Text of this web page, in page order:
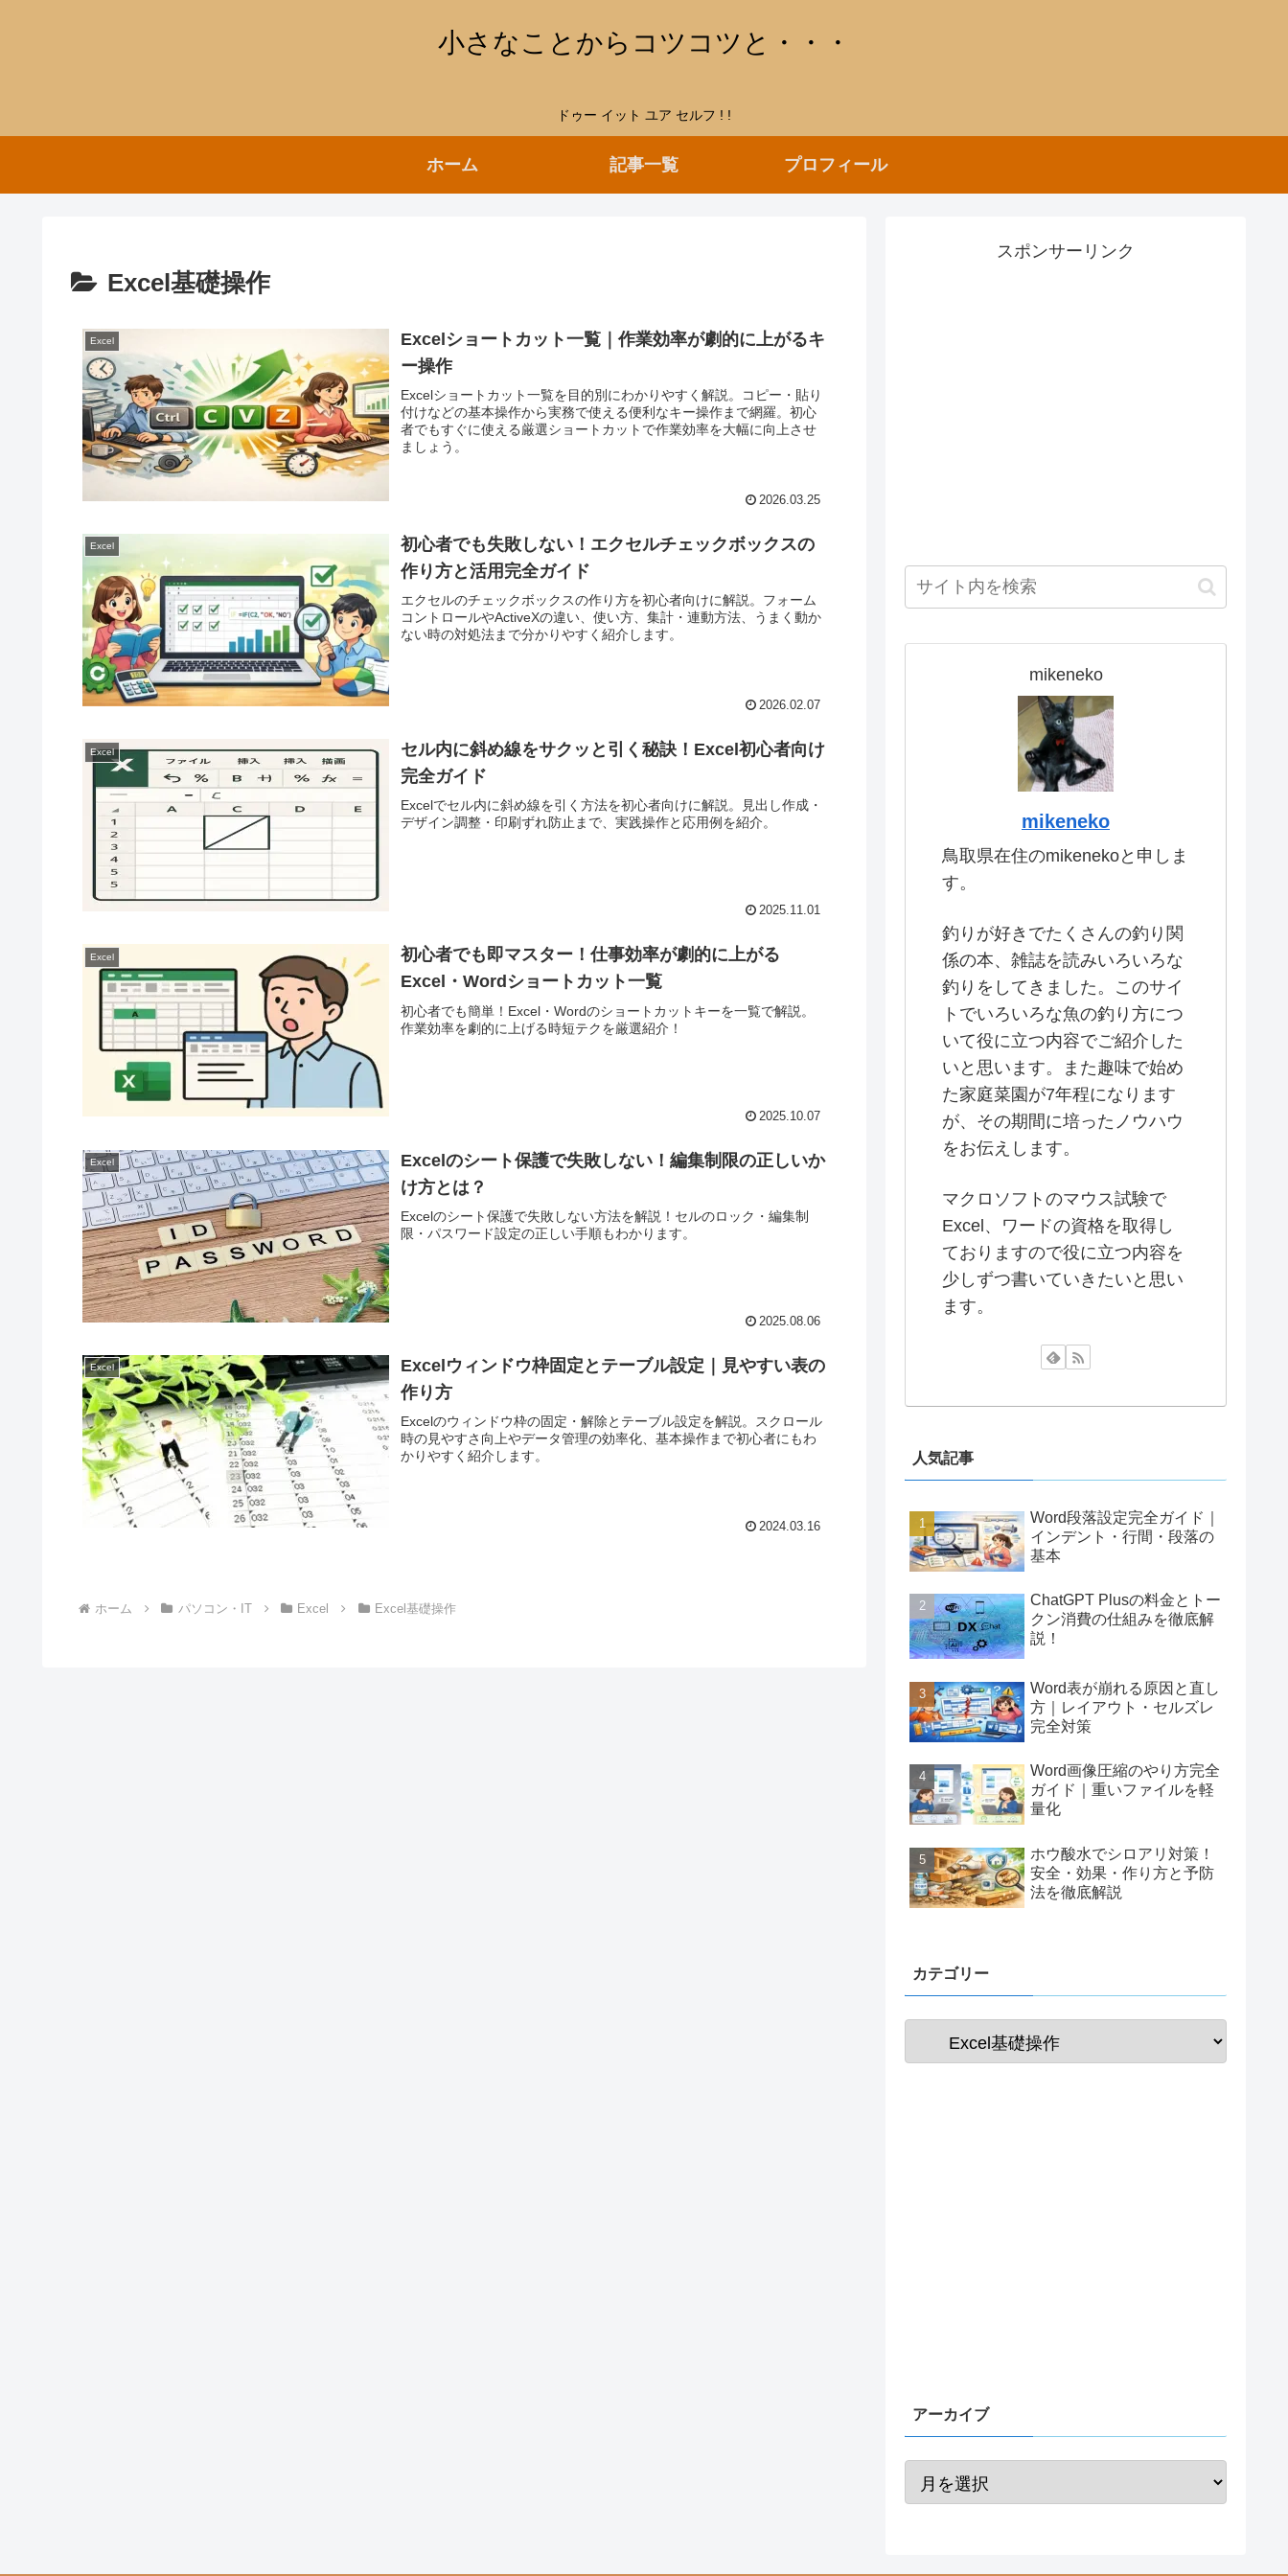
小さなことからコツコツと・・・
ドゥー イット ユア セルフ ! !
ホーム 記事一覧 プロフィール
Excel基礎操作
Excel
Excelショートカット一覧｜作業効率が劇的に上がるキ
ー操作
Excelショートカット一覧を目的別にわかりやすく解説。コピー・貼り
付けなどの基本操作から実務で使える便利なキー操作まで網羅。初心
者でもすぐに使える厳選ショートカットで作業効率を大幅に向上させ
ましょう。
2026.03.25
Excel
初心者でも失敗しない！エクセルチェックボックスの
作り方と活用完全ガイド
エクセルのチェックボックスの作り方を初心者向けに解説。フォーム
コントロールやActiveXの違い、使い方、集計・連動方法、うまく動か
ない時の対処法まで分かりやすく紹介します。
2026.02.07
Excel
セル内に斜め線をサクッと引く秘訣！Excel初心者向け
完全ガイド
Excelでセル内に斜め線を引く方法を初心者向けに解説。見出し作成・
デザイン調整・印刷ずれ防止まで、実践操作と応用例を紹介。
2025.11.01
Excel
初心者でも即マスター！仕事効率が劇的に上がる
Excel・Wordショートカット一覧
初心者でも簡単！Excel・Wordのショートカットキーを一覧で解説。
作業効率を劇的に上げる時短テクを厳選紹介！
2025.10.07
Excel
Excelのシート保護で失敗しない！編集制限の正しいか
け方とは？
Excelのシート保護で失敗しない方法を解説！セルのロック・編集制
限・パスワード設定の正しい手順もわかります。
2025.08.06
Excel
Excelウィンドウ枠固定とテーブル設定｜見やすい表の
作り方
Excelのウィンドウ枠の固定・解除とテーブル設定を解説。スクロール
時の見やすさ向上やデータ管理の効率化、基本操作まで初心者にもわ
かりやすく紹介します。
2024.03.16
ホーム パソコン・IT Excel Excel基礎操作
スポンサーリンク
mikeneko
mikeneko
鳥取県在住のmikenekoと申しま
す。
釣りが好きでたくさんの釣り関
係の本、雑誌を読みいろいろな
釣りをしてきました。このサイ
トでいろいろな魚の釣り方につ
いて役に立つ内容でご紹介した
いと思います。また趣味で始め
た家庭菜園が7年程になります
が、その期間に培ったノウハウ
をお伝えします。
マクロソフトのマウス試験で
Excel、ワードの資格を取得し
ておりますので役に立つ内容を
少しずつ書いていきたいと思い
ます。
人気記事
Word段落設定完全ガイド｜
インデント・行間・段落の
基本
ChatGPT Plusの料金とトー
クン消費の仕組みを徹底解
説！
Word表が崩れる原因と直し
方｜レイアウト・セルズレ
完全対策
Word画像圧縮のやり方完全
ガイド｜重いファイルを軽
量化
ホウ酸水でシロアリ対策！
安全・効果・作り方と予防
法を徹底解説
カテゴリー
アーカイブ